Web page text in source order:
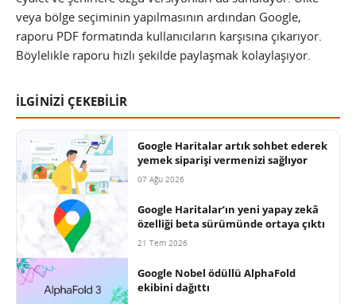
veya bölge seçiminin yapılmasının ardından Google,
raporu PDF formatında kullanıcıların karşısına çıkarıyor.
Böylelikle raporu hızlı şekilde paylaşmak kolaylaşıyor.
İLGİNİZİ ÇEKEBİLİR
Google Haritalar artık sohbet ederek
yemek siparişi vermenizi sağlıyor
07 Ağu 2026
Google Haritalar’ın yeni yapay zekâ
özelliği beta sürümünde ortaya çıktı
21 Tem 2026
Google Nobel ödüllü AlphaFold
ekibini dağıttı